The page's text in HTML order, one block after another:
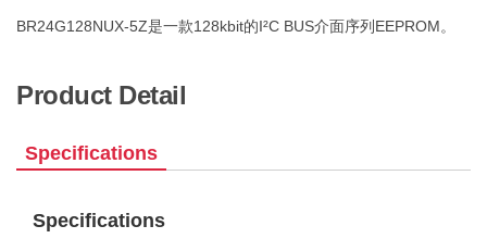
BR24G128NUX-5Z是一款128kbit的I²C BUS介面序列EEPROM。
Product Detail
Specifications
Specifications